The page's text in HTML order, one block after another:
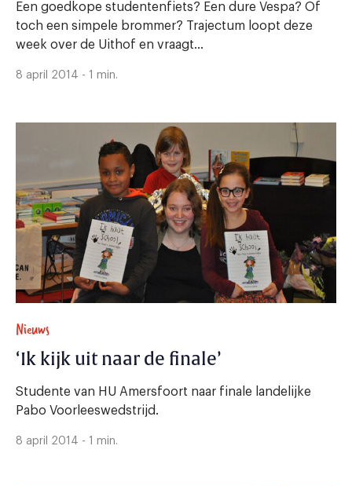
Een goedkope studentenfiets? Een dure Vespa? Of
toch een simpele brommer? Trajectum loopt deze
week over de Uithof en vraagt...
8 april 2014 - 1 min.
Nieuws
‘Ik kijk uit naar de finale’
Studente van HU Amersfoort naar finale landelijke
Pabo Voorleeswedstrijd.
8 april 2014 - 1 min.